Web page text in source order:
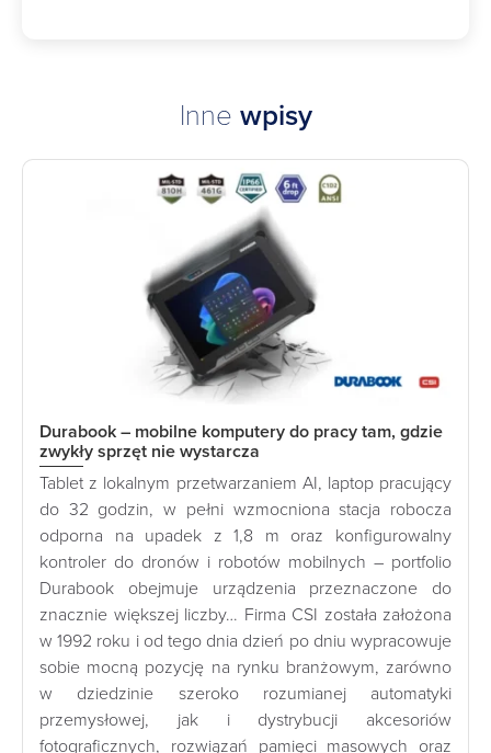
Inne wpisy
Durabook – mobilne komputery do pracy tam, gdzie
zwykły sprzęt nie wystarcza
Tablet z lokalnym przetwarzaniem AI, laptop pracujący
do 32 godzin, w pełni wzmocniona stacja robocza
odporna na upadek z 1,8 m oraz konfigurowalny
kontroler do dronów i robotów mobilnych – portfolio
Durabook obejmuje urządzenia przeznaczone do
znacznie większej liczby… Firma CSI została założona
w 1992 roku i od tego dnia dzień po dniu wypracowuje
sobie mocną pozycję na rynku branżowym, zarówno
w dziedzinie szeroko rozumianej automatyki
przemysłowej, jak i dystrybucji akcesoriów
fotograficznych, rozwiązań pamięci masowych oraz